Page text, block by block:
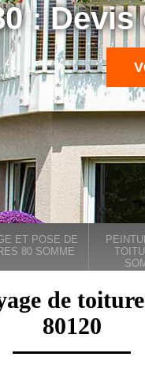
:
ET POSE DE
80 SOMME
de
80120